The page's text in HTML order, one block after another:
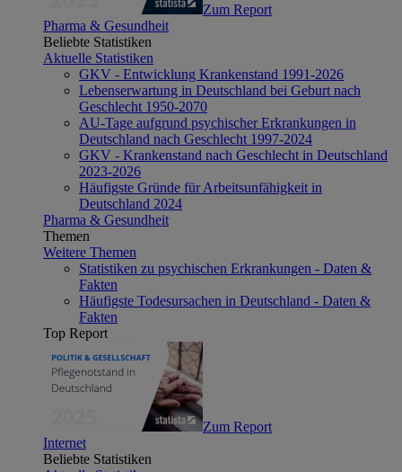
Zum Report
Pharma & Gesundheit
Beliebte Statistiken
Aktuelle Statistiken
GKV - Entwicklung Krankenstand 1991-2026
Lebenserwartung in Deutschland bei Geburt nach
Geschlecht 1950-2070
AU-Tage aufgrund psychischer Erkrankungen in
Deutschland nach Geschlecht 1997-2024
GKV - Krankenstand nach Geschlecht in Deutschland
2023-2026
Häufigste Gründe für Arbeitsunfähigkeit in
Deutschland 2024
Pharma & Gesundheit
Themen
Weitere Themen
Statistiken zu psychischen Erkrankungen - Daten &
Fakten
Häufigste Todesursachen in Deutschland - Daten &
Fakten
Top Report
Zum Report
Internet
Beliebte Statistiken